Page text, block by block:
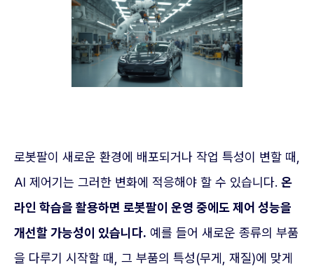
로봇팔이 새로운 환경에 배포되거나 작업 특성이 변할 때,
AI 제어기는 그러한 변화에 적응해야 할 수 있습니다. 온
라인 학습을 활용하면 로봇팔이 운영 중에도 제어 성능을
개선할 가능성이 있습니다. 예를 들어 새로운 종류의 부품
을 다루기 시작할 때, 그 부품의 특성(무게, 재질)에 맞게